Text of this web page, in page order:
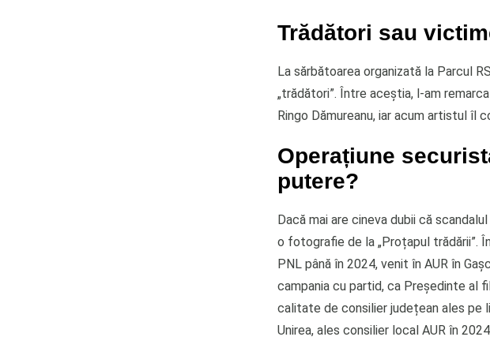
Trădători sau
La sărbătoarea organizată la Parcul
„trădători”. Între aceștia, l-am
Ringo Dămureanu, iar acum artistul îl
Operațiune
putere?
Dacă mai are cineva dubii că
o fotografie de la „Proțapul trădării”.
PNL până în 2024, venit în AUR în
campania cu partid, ca Președinte al
calitate de consilier județean ales pe
Unirea, ales consilier local AUR în